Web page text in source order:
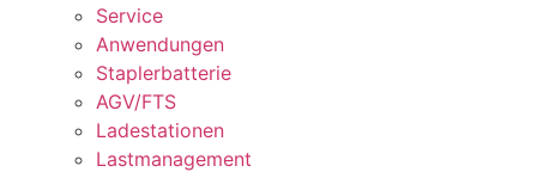
Service
Anwendungen
Staplerbatterie
AGV/FTS
Ladestationen
Lastmanagement